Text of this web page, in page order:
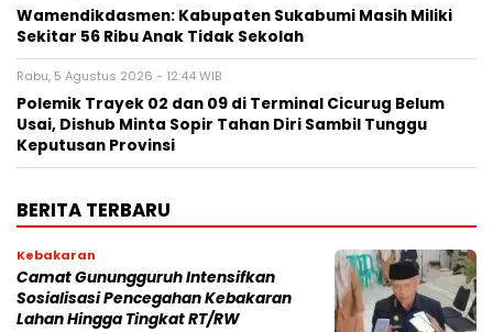
Wamendikdasmen: Kabupaten Sukabumi Masih Miliki
Sekitar 56 Ribu Anak Tidak Sekolah
Rabu, 5 Agustus 2026 - 12:44 WIB
Polemik Trayek 02 dan 09 di Terminal Cicurug Belum
Usai, Dishub Minta Sopir Tahan Diri Sambil Tunggu
Keputusan Provinsi
BERITA TERBARU
Kebakaran
‎‎Camat Gunungguruh Intensifkan
Sosialisasi Pencegahan Kebakaran
Lahan Hingga Tingkat RT/RW‎